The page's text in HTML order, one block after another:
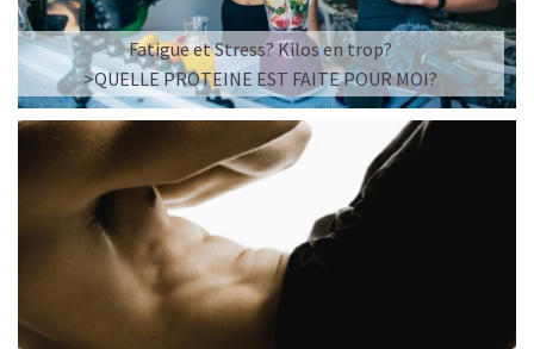
Fatigue et Stress? Kilos en trop?
>QUELLE PROTEINE EST FAITE POUR MOI?